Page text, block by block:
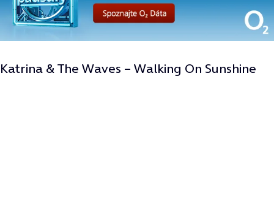
Katrina & The Waves – Walking On Sunshine